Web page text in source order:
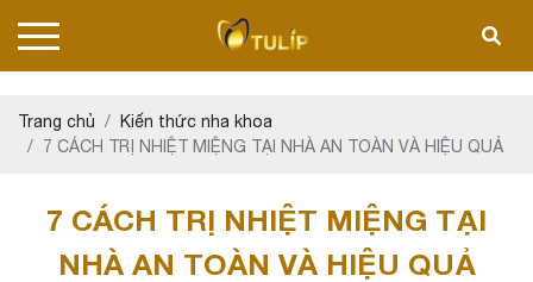
Trang chủ
Kiến thức nha khoa
7 CÁCH TRỊ NHIỆT MIỆNG TẠI NHÀ AN TOÀN VÀ HIỆU QUẢ
7 CÁCH TRỊ NHIỆT MIỆNG TẠI
NHÀ AN TOÀN VÀ HIỆU QUẢ